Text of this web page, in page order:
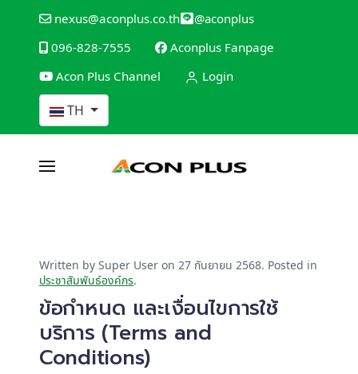
nexus@aconplus.co.th
@aconplus
096-828-7555
Aconplus Fanpage
Acon Plus Channel
Login
เลือกภาษาของคุณ
TH
ระบบโซล่าเซลล์
รายละเอียดบริการ
Written by Super User on 27 กันยายน 2568. Posted in
ประชาสัมพันธ์องค์กร.
ข้อกำหนด และเงื่อนไขการใช้
บริการ (Terms and
Conditions)